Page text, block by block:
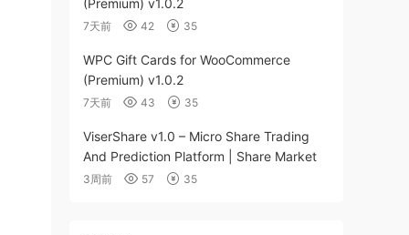
(Premium) v1.0.2
7天前 42 35
WPC Gift Cards for WooCommerce
(Premium) v1.0.2
7天前 43 35
ViserShare v1.0 – Micro Share Trading
And Prediction Platform | Share Market
3周前 57 35